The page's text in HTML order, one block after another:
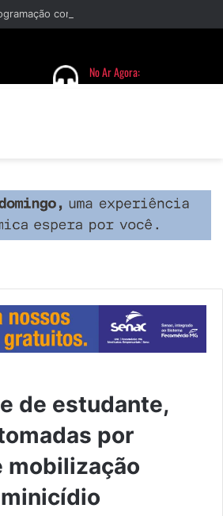
de estudante,
por
mobilização